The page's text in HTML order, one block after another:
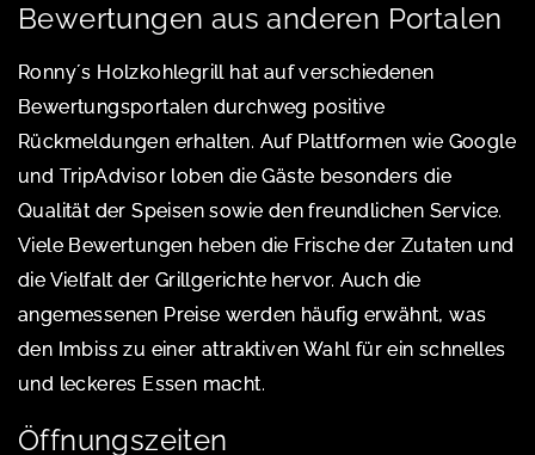
Bewertungen aus anderen Portalen
Ronny´s Holzkohlegrill hat auf verschiedenen
Bewertungsportalen durchweg positive
Rückmeldungen erhalten. Auf Plattformen wie Google
und TripAdvisor loben die Gäste besonders die
Qualität der Speisen sowie den freundlichen Service.
Viele Bewertungen heben die Frische der Zutaten und
die Vielfalt der Grillgerichte hervor. Auch die
angemessenen Preise werden häufig erwähnt, was
den Imbiss zu einer attraktiven Wahl für ein schnelles
und leckeres Essen macht.
Öffnungszeiten